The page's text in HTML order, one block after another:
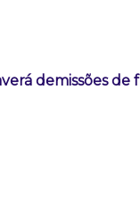
demissões de